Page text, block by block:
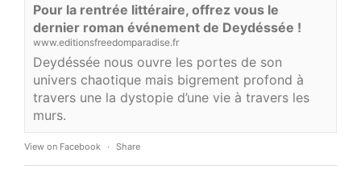
Pour la rentrée littéraire, offrez vous le
dernier roman événement de Deydéssée !
www.editionsfreedomparadise.fr
Deydéssée nous ouvre les portes de son
univers chaotique mais bigrement profond à
travers une la dystopie d’une vie à travers les
murs.
View on Facebook · Share